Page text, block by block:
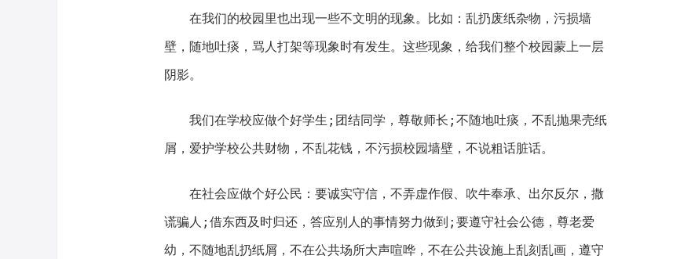
在我们的校园里也出现一些不文明的现象。比如：乱扔废纸杂物，污损墙
壁，随地吐痰，骂人打架等现象时有发生。这些现象，给我们整个校园蒙上一层
阴影。
我们在学校应做个好学生;团结同学，尊敬师长;不随地吐痰，不乱抛果壳纸
屑，爱护学校公共财物，不乱花钱，不污损校园墙壁，不说粗话脏话。
在社会应做个好公民：要诚实守信，不弄虚作假、吹牛奉承、出尔反尔，撒
谎骗人;借东西及时归还，答应别人的事情努力做到;要遵守社会公德，尊老爱
幼，不随地乱扔纸屑，不在公共场所大声喧哗，不在公共设施上乱刻乱画，遵守